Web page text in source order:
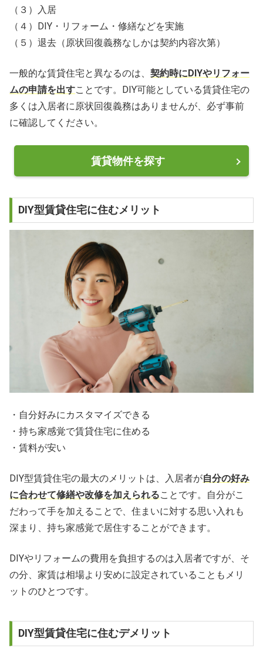
（３）入居
（４）DIY・リフォーム・修繕などを実施
（５）退去（原状回復義務なしかは契約内容次第）
一般的な賃貸住宅と異なるのは、契約時にDIYやリフォー
ムの申請を出すことです。DIY可能としている賃貸住宅の
多くは入居者に原状回復義務はありませんが、必ず事前
に確認してください。
賃貸物件を探す
DIY型賃貸住宅に住むメリット
・自分好みにカスタマイズできる
・持ち家感覚で賃貸住宅に住める
・賃料が安い
DIY型賃貸住宅の最大のメリットは、入居者が自分の好み
に合わせて修繕や改修を加えられることです。自分がこ
だわって手を加えることで、住まいに対する思い入れも
深まり、持ち家感覚で居住することができます。
DIYやリフォームの費用を負担するのは入居者ですが、そ
の分、家賃は相場より安めに設定されていることもメリ
ットのひとつです。
DIY型賃貸住宅に住むデメリット